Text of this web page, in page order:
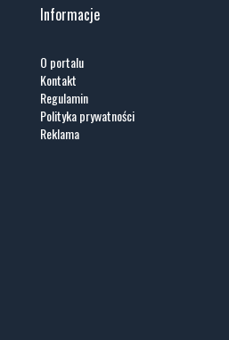
Informacje
O portalu
Kontakt
Regulamin
Polityka prywatności
Reklama